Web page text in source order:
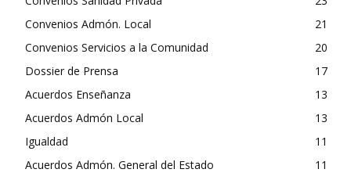
Convenios Admón. Local
21
Convenios Servicios a la Comunidad
20
Dossier de Prensa
17
Acuerdos Enseñanza
13
Acuerdos Admón Local
13
Igualdad
11
Acuerdos Admón. General del Estado
11